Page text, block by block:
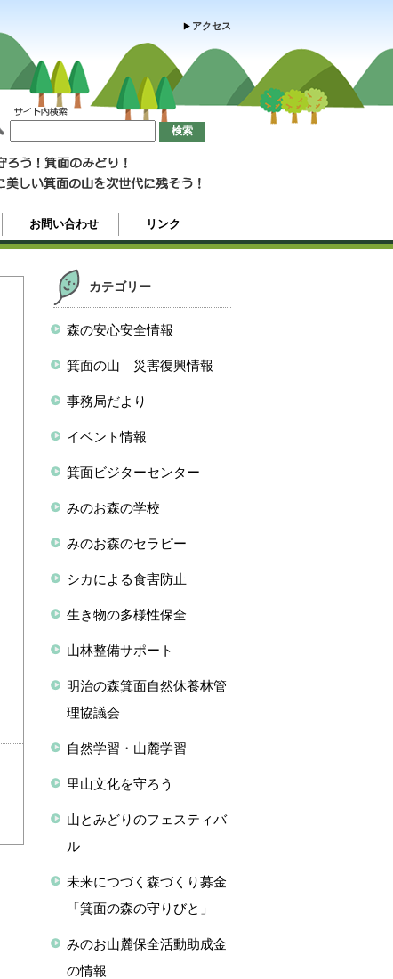
アクセス
お問い合わせ リンク
カテゴリー
森の安心安全情報
箕面の山 災害復興情報
事務局だより
イベント情報
箕面ビジターセンター
みのお森の学校
みのお森のセラピー
シカによる食害防止
生き物の多様性保全
山林整備サポート
明治の森箕面自然休養林管
理協議会
自然学習・山麓学習
里山文化を守ろう
山とみどりのフェスティバ
ル
未来につづく森づくり募金
「箕面の森の守りびと」
みのお山麓保全活動助成金
の情報